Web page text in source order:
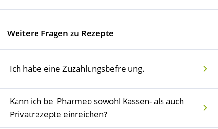
Weitere Fragen zu Rezepte
Ich habe eine Zuzahlungsbefreiung.
Kann ich bei Pharmeo sowohl Kassen- als auch
Privatrezepte einreichen?